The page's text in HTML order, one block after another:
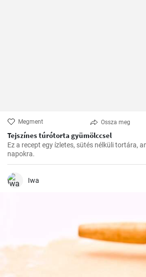
Megment Ossza meg
Tejszínes túrótorta gyümölccsel
Ez a recept egy ízletes, sütés nélküli tortára,
napokra.
Iwa